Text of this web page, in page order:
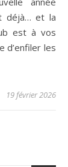
déjà… et la
est à vos
d’enfiler les
19 février 2026